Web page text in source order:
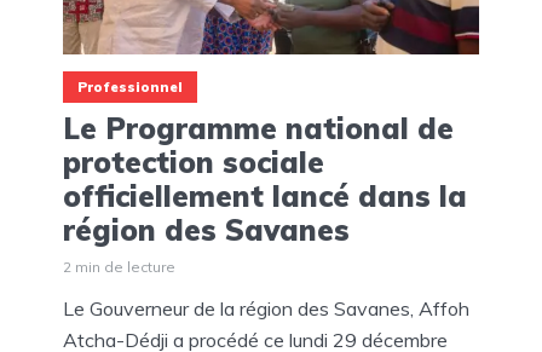
Professionnel
Le Programme national de
protection sociale
officiellement lancé dans la
région des Savanes
2 min de lecture
Le Gouverneur de la région des Savanes, Affoh
Atcha-Dédji a procédé ce lundi 29 décembre